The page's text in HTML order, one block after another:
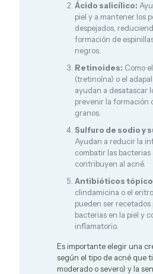
Ácido salicílico:
piel y a mantener los
despejados,
formación de
negros.
Retinoides: Como
(tretinoína) o el
ayudan a desatascar
prevenir la formación
granos.
Sulfuro de sodio y
Ayudan a reducir la
combatir las bacterias
contribuyen al acné.
Antibióticos
clindamicina o el
pueden ser
bacterias en la piel y
inflamatorio.
Es importante elegir una
según el tipo de acné que
moderado o severo) y la